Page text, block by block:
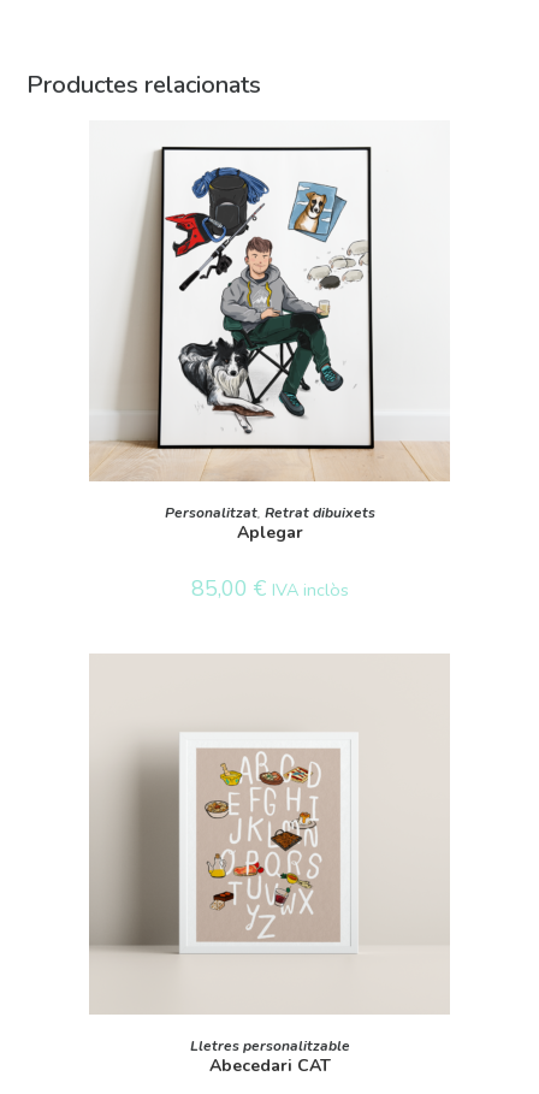
Productes relacionats
SELECT OPTIONS
Personalitzat, Retrat dibuixets
Aplegar
85,00 € IVA inclòs
SELECT OPTIONS
Lletres personalitzable
Abecedari CAT